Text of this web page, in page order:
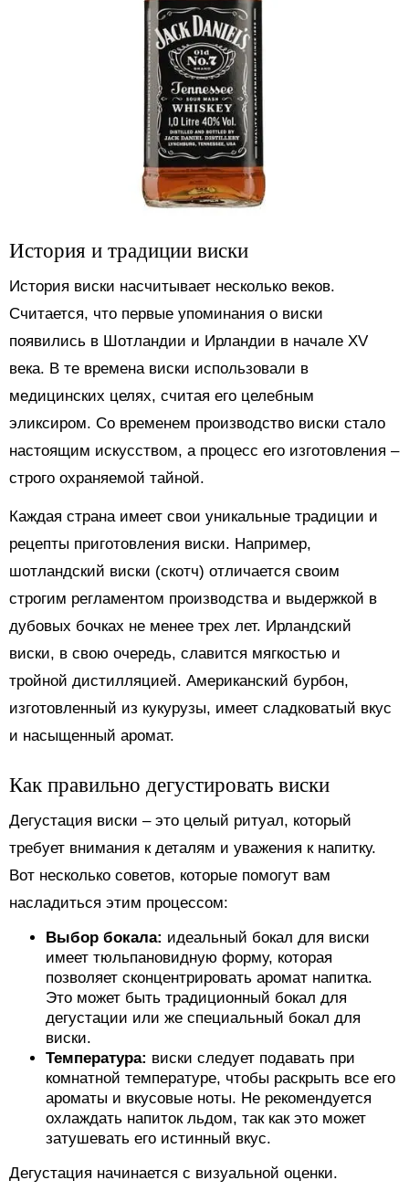
История и традиции виски
История виски насчитывает несколько веков.
Считается, что первые упоминания о виски
появились в Шотландии и Ирландии в начале XV
века. В те времена виски использовали в
медицинских целях, считая его целебным
эликсиром. Со временем производство виски стало
настоящим искусством, а процесс его изготовления –
строго охраняемой тайной.
Каждая страна имеет свои уникальные традиции и
рецепты приготовления виски. Например,
шотландский виски (скотч) отличается своим
строгим регламентом производства и выдержкой в
дубовых бочках не менее трех лет. Ирландский
виски, в свою очередь, славится мягкостью и
тройной дистилляцией. Американский бурбон,
изготовленный из кукурузы, имеет сладковатый вкус
и насыщенный аромат.
Как правильно дегустировать виски
Дегустация виски – это целый ритуал, который
требует внимания к деталям и уважения к напитку.
Вот несколько советов, которые помогут вам
насладиться этим процессом:
Выбор бокала: идеальный бокал для виски
имеет тюльпановидную форму, которая
позволяет сконцентрировать аромат напитка.
Это может быть традиционный бокал для
дегустации или же специальный бокал для
виски.
Температура: виски следует подавать при
комнатной температуре, чтобы раскрыть все его
ароматы и вкусовые ноты. Не рекомендуется
охлаждать напиток льдом, так как это может
затушевать его истинный вкус.
Дегустация начинается с визуальной оценки.